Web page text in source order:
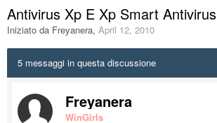
Antivirus Xp E Xp Smart Antivirus
Iniziato da Freyanera, April 12, 2010
5 messaggi in questa discussione
Freyanera
WinGirls